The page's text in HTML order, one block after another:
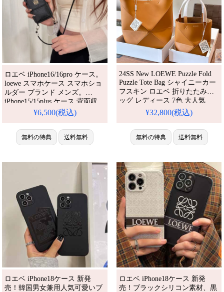
ロエベ iPhone16/16pro ケース。
loewe スマホケース スマホショ
ルダー ブランド メンズ。
iPhone15/15plus ケース 背面収
納。iPhone14/13/12 ケース 肩掛
用・かわいい。耐衝撃・防水・
多機能。格安＆おしゃれ。
iPhone16pro/15promaxケース対
¥6,500(税込)
無料の特典 送料無料
24SS New LOEWE Puzzle Fold
Puzzle Tote Bag シャイニーカー
フスキン ロエベ 折りたたみバ
ッグ レディース 7色 大人気
¥32,800(税込)
無料の特典 送料無料
ロエベ iPhone18ケース 新発
売！韓国男女兼用人気可愛いブ
ロエベ iPhone18ケース 新発
売！ブラックシリコン素材、黒